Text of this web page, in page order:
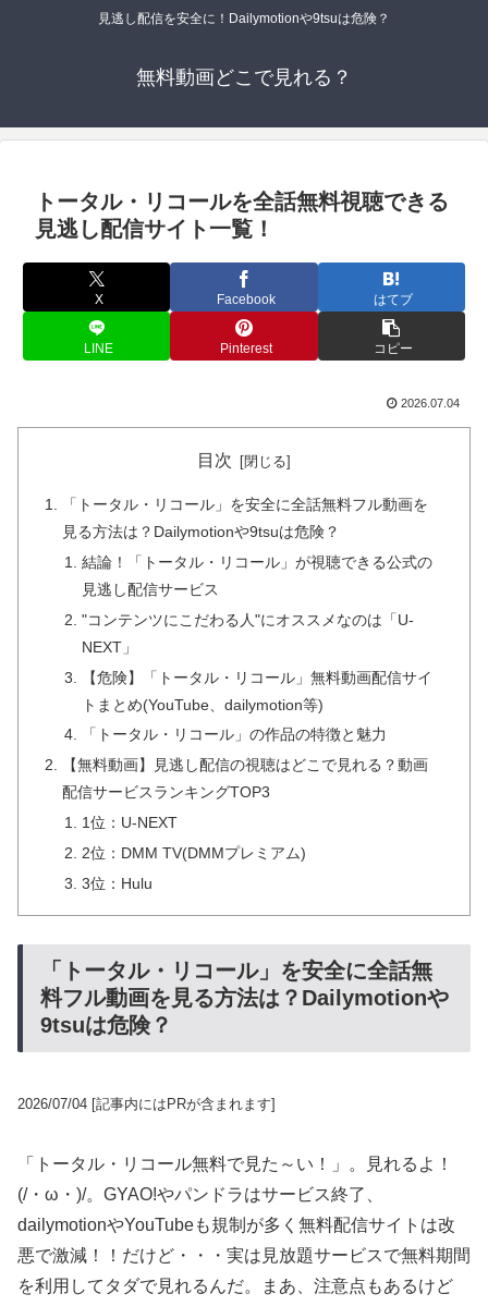
見逃し配信を安全に！Dailymotionや9tsuは危険？
無料動画どこで見れる？
トータル・リコールを全話無料視聴できる
見逃し配信サイト一覧！
X Facebook はてブ
LINE Pinterest コピー
2026.07.04
目次
「トータル・リコール」を安全に全話無料フル動画を
見る方法は？Dailymotionや9tsuは危険？
結論！「トータル・リコール」が視聴できる公式の
見逃し配信サービス
"コンテンツにこだわる人"にオススメなのは「U-
NEXT」
【危険】「トータル・リコール」無料動画配信サイ
トまとめ(YouTube、dailymotion等)
「トータル・リコール」の作品の特徴と魅力
【無料動画】見逃し配信の視聴はどこで見れる？動画
配信サービスランキングTOP3
1位：U-NEXT
2位：DMM TV(DMMプレミアム)
3位：Hulu
「トータル・リコール」を安全に全話無
料フル動画を見る方法は？Dailymotionや
9tsuは危険？
2026/07/04 [記事内にはPRが含まれます]
「トータル・リコール無料で見た～い！」。見れるよ！
(/・ω・)/。GYAO!やパンドラはサービス終了、
dailymotionやYouTubeも規制が多く無料配信サイトは改
悪で激減！！だけど・・・実は見放題サービスで無料期間
を利用してタダで見れるんだ。まあ、注意点もあるけど